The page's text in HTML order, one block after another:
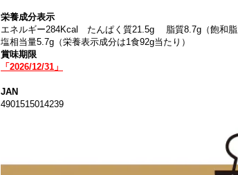
栄養成分表示
エネルギー284Kcal たんぱく質21.5g 脂質8.7g（飽和
塩相当量5.7g（栄養表示成分は1食92g当たり）
賞味期限
「2026/12/31」
JAN
4901515014239